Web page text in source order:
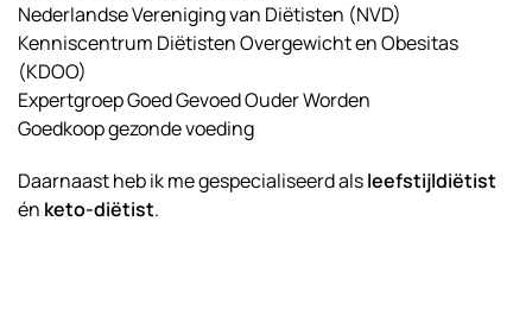
Nederlandse Vereniging van Diëtisten (NVD)
Kenniscentrum Diëtisten Overgewicht en Obesitas
(KDOO)
Expertgroep Goed Gevoed Ouder Worden
Goedkoop gezonde voeding
Daarnaast heb ik me gespecialiseerd alsleefstijldiëtist
én keto-diëtist.